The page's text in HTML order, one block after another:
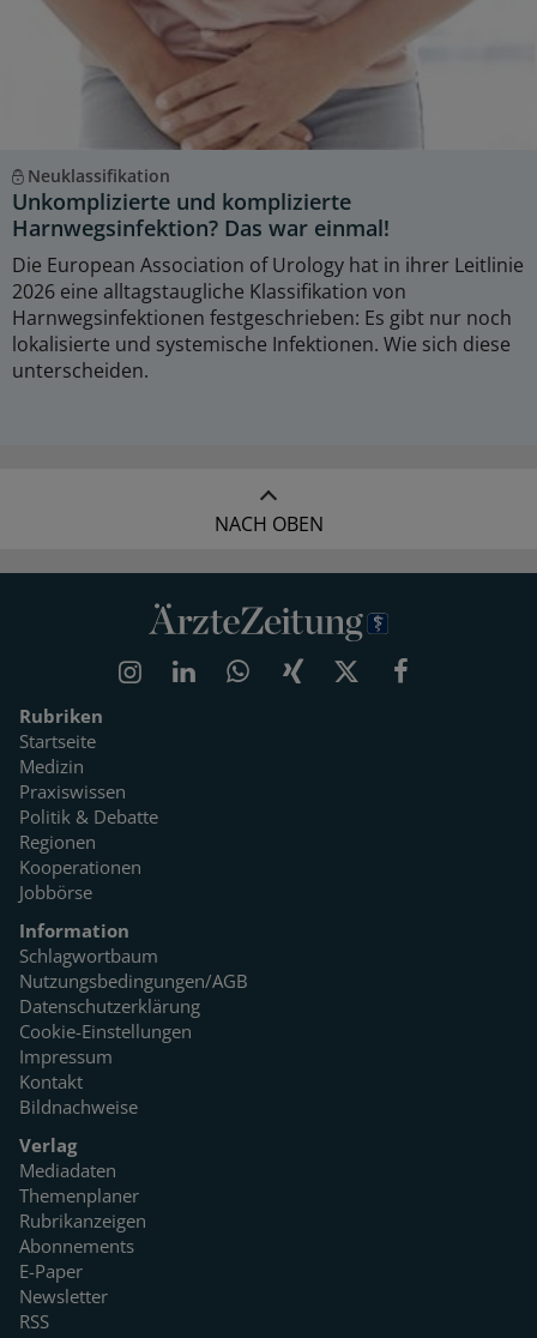
Neuklassifikation
Unkomplizierte und komplizierte
Harnwegsinfektion? Das war einmal!
Die European Association of Urology hat in ihrer Leitlinie
2026 eine alltagstaugliche Klassifikation von
Harnwegsinfektionen festgeschrieben: Es gibt nur noch
lokalisierte und systemische Infektionen. Wie sich diese
unterscheiden.
NACH OBEN
Rubriken
Startseite
Medizin
Praxiswissen
Politik & Debatte
Regionen
Kooperationen
Jobbörse
Information
Schlagwortbaum
Nutzungsbedingungen/AGB
Datenschutzerklärung
Cookie-Einstellungen
Impressum
Kontakt
Bildnachweise
Verlag
Mediadaten
Themenplaner
Rubrikanzeigen
Abonnements
E-Paper
Newsletter
RSS